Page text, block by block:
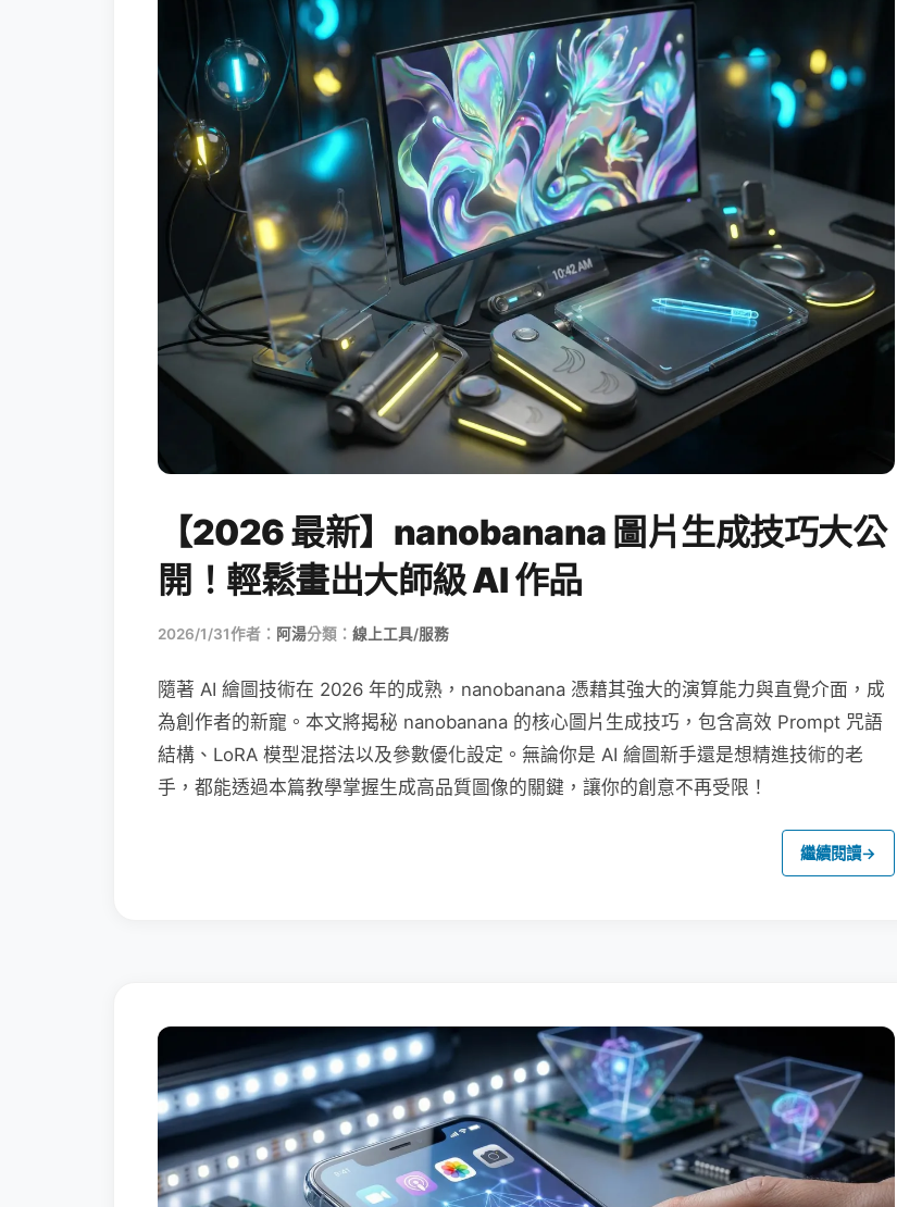
【2026 最新】nanobanana 圖片生成技巧大公
開！輕鬆畫出大師級 AI 作品
2026/1/31作者： 阿湯分類： 線上工具/服務
隨著 AI 繪圖技術在 2026 年的成熟，nanobanana 憑藉其強大的演算能力與直覺介面，成
為創作者的新寵。本文將揭秘 nanobanana 的核心圖片生成技巧，包含高效 Prompt 咒語
結構、LoRA 模型混搭法以及參數優化設定。無論你是 AI 繪圖新手還是想精進技術的老
手，都能透過本篇教學掌握生成高品質圖像的關鍵，讓你的創意不再受限！
繼續閱讀→